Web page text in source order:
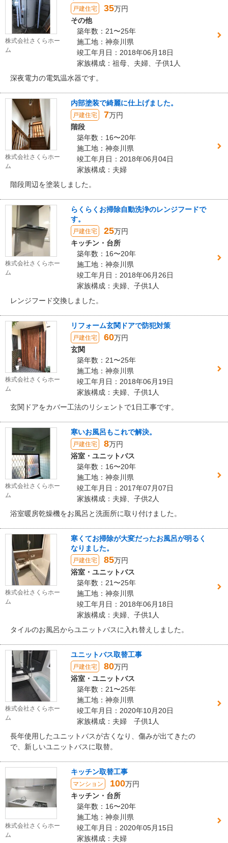
株式会社さくらホー
ム
戸建住宅 35万円
その他
築年数：21〜25年
施工地：神奈川県
竣工年月日：2018年06月18日
家族構成：祖母、夫婦、子供1人
深夜電力の電気温水器です。
株式会社さくらホー
ム
内部塗装で綺麗に仕上げました。
戸建住宅 7万円
階段
築年数：16〜20年
施工地：神奈川県
竣工年月日：2018年06月04日
家族構成：夫婦
階段周辺を塗装しました。
株式会社さくらホー
ム
らくらくお掃除自動洗浄のレンジフードで
す。
戸建住宅 25万円
キッチン・台所
築年数：16〜20年
施工地：神奈川県
竣工年月日：2018年06月26日
家族構成：夫婦、子供1人
レンジフード交換しました。
株式会社さくらホー
ム
リフォーム玄関ドアで防犯対策
戸建住宅 60万円
玄関
築年数：21〜25年
施工地：神奈川県
竣工年月日：2018年06月19日
家族構成：夫婦、子供1人
玄関ドアをカバー工法のリシェントで1日工事です。
株式会社さくらホー
ム
寒いお風呂もこれで解決。
戸建住宅 8万円
浴室・ユニットバス
築年数：16〜20年
施工地：神奈川県
竣工年月日：2017年07月07日
家族構成：夫婦、子供2人
浴室暖房乾燥機をお風呂と洗面所に取り付けました。
株式会社さくらホー
ム
寒くてお掃除が大変だったお風呂が明るく
なりました。
戸建住宅 85万円
浴室・ユニットバス
築年数：21〜25年
施工地：神奈川県
竣工年月日：2018年06月18日
家族構成：夫婦、子供1人
タイルのお風呂からユニットバスに入れ替えしました。
株式会社さくらホー
ム
ユニットバス取替工事
戸建住宅 80万円
浴室・ユニットバス
築年数：21〜25年
施工地：神奈川県
竣工年月日：2020年10月20日
家族構成：夫婦 子供1人
長年使用したユニットバスが古くなり、傷みが出てきたの
で、新しいユニットバスに取替。
株式会社さくらホー
ム
キッチン取替工事
マンション 100万円
キッチン・台所
築年数：16〜20年
施工地：神奈川県
竣工年月日：2020年05月15日
家族構成：夫婦